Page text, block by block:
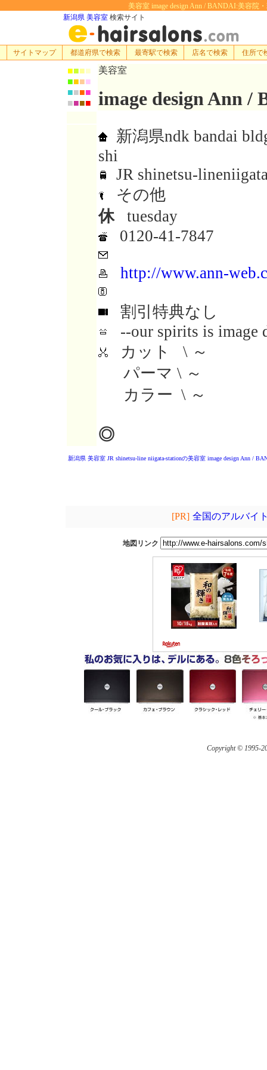
美容室 image design Ann / BANDAI:美容院
新潟県 美容室 検索サイト
サイトマップ 都道府県で検索 最寄駅で検索 店名で検索 住所で
■■■■
■■■■
■■■■
■■■■
美容室
image design Ann /
新潟県ndk bandai
shi
JR shinetsu-
その他
休tuesday
0120-41-7847
http://www.ann-
割引特典なし
--our spirits is image
カット \ ～
パーマ \ ～
カラー \ ～
◎
新潟県 美容室 JR shinetsu-line niigata-stationの美容室 image design Ann /
[PR] 全国のアルバイ
地図リンク
Copyright © 1995-